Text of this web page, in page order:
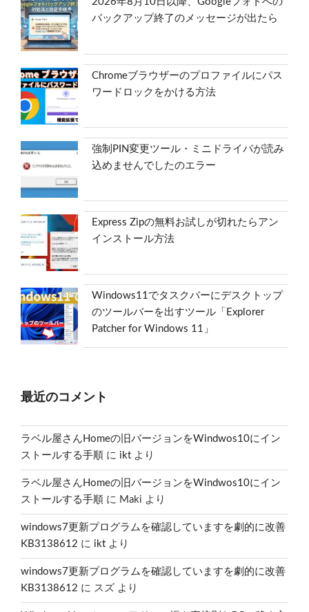
バックアップ終了のメッセージが出たら
Chromeブラウザーのプロファイルにパス
ワードロックをかける方法
強制PIN変更ツール・ミニドライバが読み
込めませんでしたのエラー
Express Zipの無料お試しが切れたらアン
インストール方法
Windows11でタスクバーにデスクトップ
のツールバーを出すツール「Explorer
Patcher for Windows 11」
最近のコメント
ラベル屋さんHomeの旧バージョンをWindwos10にイン
ストールする手順 に ikt より
ラベル屋さんHomeの旧バージョンをWindwos10にイン
ストールする手順 に Maki より
windows7更新プログラムを確認していますを劇的に改善
KB3138612 に ikt より
windows7更新プログラムを確認していますを劇的に改善
KB3138612 に スズ より